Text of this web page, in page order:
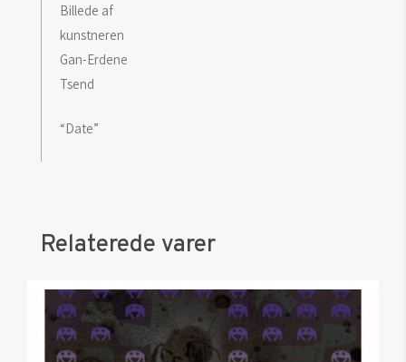
Billede af
kunstneren
Gan-Erdene
Tsend
“Date”
Relaterede varer